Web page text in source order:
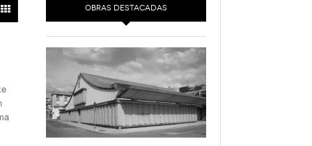
OBRAS DESTACADAS